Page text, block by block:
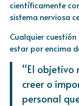
científicamente
sistema nerviosa
Cualquier
estar por encima
“El objetivo
creer o
personal